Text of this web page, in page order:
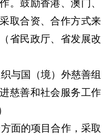
。鼓励香港、澳门、
取合资、合作方式来
省民政厅、省发展改
国（境）外慈善组
慈善和社会服务工作
的项目合作，采取